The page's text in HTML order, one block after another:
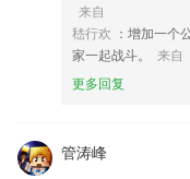
来自
嵇行欢 ：增加一个
家一起战斗。
来自
更多回复
管涛峰